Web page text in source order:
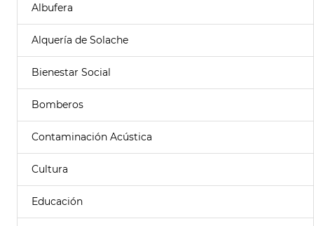
Albufera
Alquería de Solache
Bienestar Social
Bomberos
Contaminación Acústica
Cultura
Educación